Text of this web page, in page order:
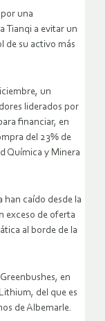
una
Tianqi a evitar un
de su activo más
un
liderados por
financiar, en
del 23% de
Química y Minera
han caído desde la
exceso de oferta
al borde de la
en
del que es
de Albemarle.